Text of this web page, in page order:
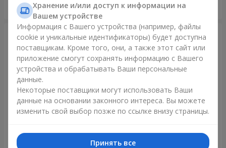
Заказать Заказать
Фонтан шаров "Небо" Фонтан шаров "Розовое
золото"
Хранение и/или доступ к информации на
Вашем устройстве
Информация с Вашего устройства (например, файлы
cookie и уникальные идентификаторы) будет доступна
поставщикам. Кроме того, они, а также этот сайт или
приложение смогут сохранять информацию с Вашего
устройства и обрабатывать Ваши персональные
данные.
Некоторые поставщики могут использовать Ваши
данные на основании законного интереса. Вы можете
изменить свой выбор позже по ссылке внизу страницы.
Принять все